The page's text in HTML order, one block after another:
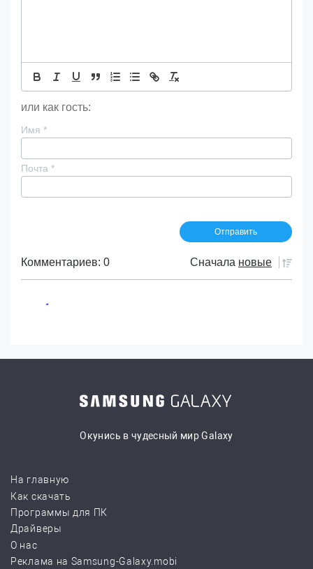
или как гость:
Имя *
Почта *
Комментариев: 0 Сначала новые
Окунись в чудесный мир Galaxy
На главную
Как скачать
Программы для ПК
Драйверы
О нас
Реклама на Samsung-Galaxy.mobi